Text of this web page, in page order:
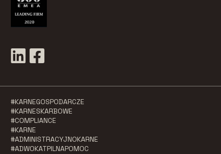
#KARNEGOSPODARCZE
#KARNESKARBOWE
#COMPLIANCE
#KARNE
#ADMINISTRACYJNOKARNE
#ADWOKATPILNAPOMOC